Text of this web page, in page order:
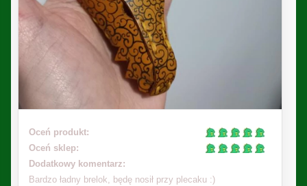
Oceń produkt:
Oceń sklep:
Dodatkowy komentarz:
Bardzo ładny brelok, będę nosił przy plecaku :)